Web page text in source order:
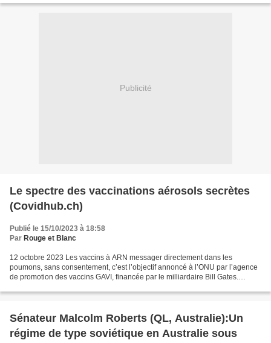
Publicité
Le spectre des vaccinations aérosols secrètes
(Covidhub.ch)
Publié le 15/10/2023 à 18:58
Par Rouge et Blanc
12 octobre 2023 Les vaccins à ARN messager directement dans les
poumons, sans consentement, c’est l’objectif annoncé à l’ONU par l’agence
de promotion des vaccins GAVI, financée par le milliardaire Bill Gates.
Sénateur Malcolm Roberts (QL, Australie):Un
régime de type soviétique en Australie sous